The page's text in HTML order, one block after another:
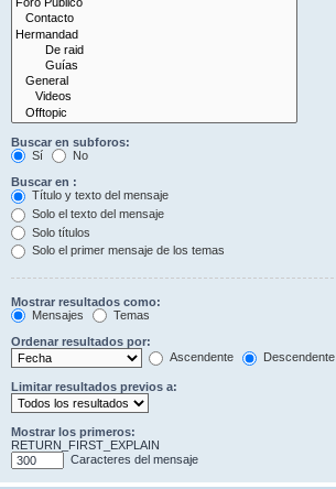
Buscar en subforos:
Sí
No
Buscar en :
Título y texto del mensaje
Solo el texto del mensaje
Solo títulos
Solo el primer mensaje de los temas
Mostrar resultados como:
Mensajes
Temas
Ordenar resultados por:
Ascendente
Descendente
Limitar resultados previos a:
Mostrar los primeros:
RETURN_FIRST_EXPLAIN
Caracteres del mensaje